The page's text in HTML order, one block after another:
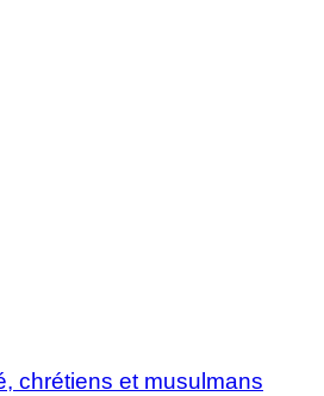
chrétiens et musulmans